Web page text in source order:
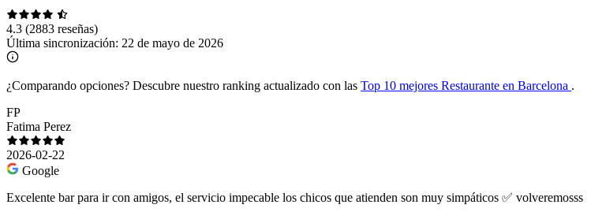
4.3 (2883 reseñas)
Última sincronización: 22 de mayo de 2026
¿Comparando opciones? Descubre nuestro ranking actualizado con las Top 10 mejores Restaurante en Barcelona .
FP
Fatima Perez
2026-02-22
Google
Excelente bar para ir con amigos, el servicio impecable los chicos que atienden son muy simpáticos ✅ volveremosss